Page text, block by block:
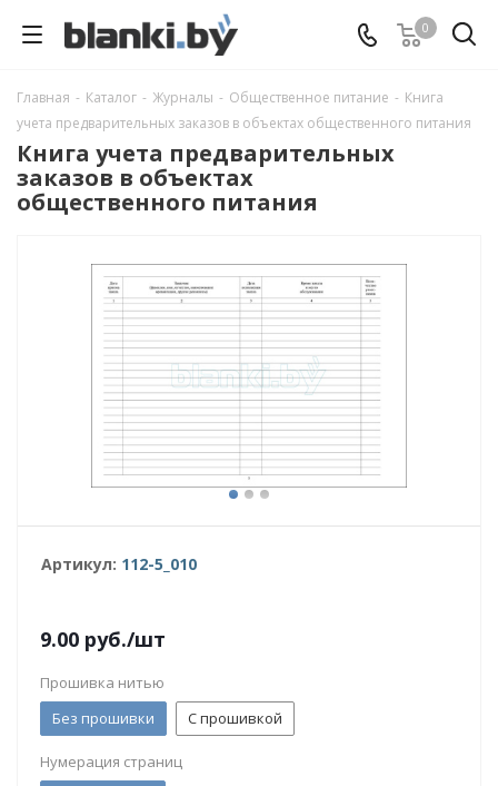
0
Главная - Каталог - Журналы - Общественное питание - Книга
учета предварительных заказов в объектах общественного питания
Книга учета предварительных
заказов в объектах
общественного питания
Артикул: 112-5_010
9.00 руб./шт
Прошивка нитью
Без прошивки
С прошивкой
Нумерация страниц